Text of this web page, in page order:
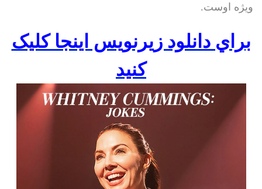
ویژه اوست.
براي دانلود زيرنويس اينجا کليک
کنيد